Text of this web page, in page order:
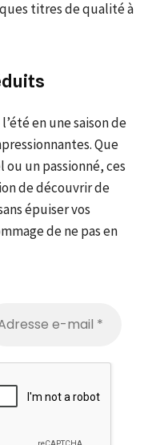
titres de qualité à
en une saison de
Que
ou un passionné, ces
de découvrir de
épuiser vos
de ne pas en